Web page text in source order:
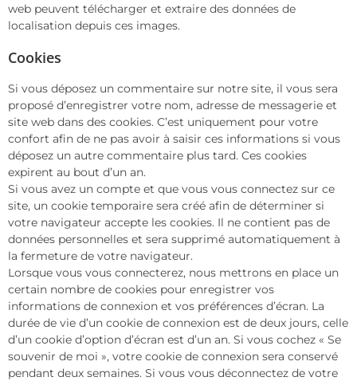
web peuvent télécharger et extraire des données de
localisation depuis ces images.
Cookies
Si vous déposez un commentaire sur notre site, il vous sera
proposé d’enregistrer votre nom, adresse de messagerie et
site web dans des cookies. C’est uniquement pour votre
confort afin de ne pas avoir à saisir ces informations si vous
déposez un autre commentaire plus tard. Ces cookies
expirent au bout d’un an.
Si vous avez un compte et que vous vous connectez sur ce
site, un cookie temporaire sera créé afin de déterminer si
votre navigateur accepte les cookies. Il ne contient pas de
données personnelles et sera supprimé automatiquement à
la fermeture de votre navigateur.
Lorsque vous vous connecterez, nous mettrons en place un
certain nombre de cookies pour enregistrer vos
informations de connexion et vos préférences d’écran. La
durée de vie d’un cookie de connexion est de deux jours, celle
d’un cookie d’option d’écran est d’un an. Si vous cochez « Se
souvenir de moi », votre cookie de connexion sera conservé
pendant deux semaines. Si vous vous déconnectez de votre